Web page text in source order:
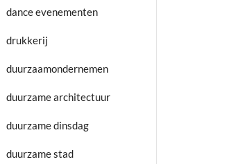
dance evenementen
drukkerij
duurzaamondernemen
duurzame architectuur
duurzame dinsdag
duurzame stad